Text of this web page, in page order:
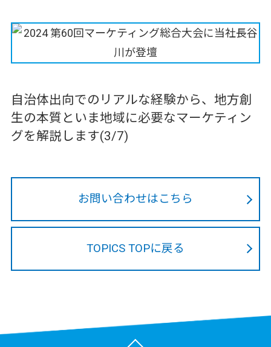
自治体出向でのリアルな経験から、地方創
生の本質といま地域に必要なマーケティン
グを解説します(3/7)
お問い合わせはこちら
TOPICS TOPに戻る